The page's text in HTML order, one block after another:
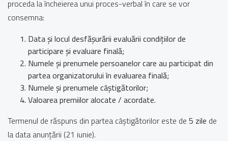
proceda la încheierea unui proces-verbal în care se vor
consemna:
Data și locul desfășurării evaluării condițiilor de
participare și evaluare finală;
Numele și prenumele persoanelor care au participat din
partea organizatorului în evaluarea finală;
Numele și prenumele câștigătorilor;
Valoarea premiilor alocate / acordate.
Termenul de răspuns din partea câștigătorilor este de 5 zile de
la data anunțării (21 iunie).